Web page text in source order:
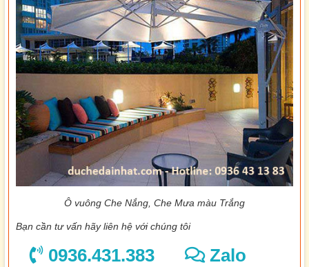
Ô vuông Che Nắng, Che Mưa màu Trắng
Bạn cần tư vấn hãy liên hệ với chúng tôi
0936.431.383 Zalo